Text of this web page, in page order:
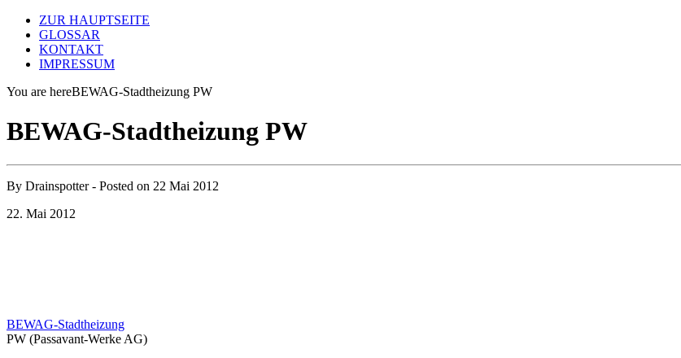
ZUR HAUPTSEITE
GLOSSAR
KONTAKT
IMPRESSUM
You are hereBEWAG-Stadtheizung PW
BEWAG-Stadtheizung PW
By Drainspotter- Posted on 22 Mai 2012
22. Mai 2012
BEWAG-Stadtheizung
PW (Passavant-Werke AG)